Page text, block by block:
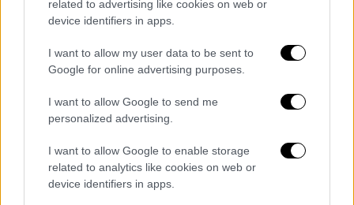
related to advertising like cookies on web or
device identifiers in apps.
I want to allow my user data to be sent to
Google for online advertising purposes.
I want to allow Google to send me
personalized advertising.
I want to allow Google to enable storage
related to analytics like cookies on web or
device identifiers in apps.
βγάζει ο Ερντογάν
υποδηλώνει πρόθεση συγκρότησης ενός
περιφερειακού πόλου ισχύος, απαλλαγμένου
από τις εξαρτήσεις των δυτικών αμυντικών
βιομηχανιών, σύμφωνα με την εθνικιστική
εφημερίδα Αϊντινλίκ.